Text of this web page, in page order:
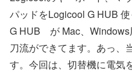
パッドをLogicool G HUB
G HUB が Mac、Windows
刀流ができてます。あっ、
す。今回は、切替機に電気